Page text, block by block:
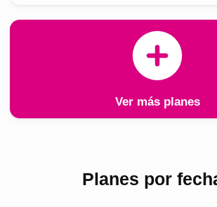
Ver más planes
Planes por